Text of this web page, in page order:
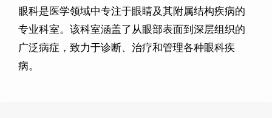
眼科是医学领域中专注于眼睛及其附属结构疾病的
专业科室。该科室涵盖了从眼部表面到深层组织的
广泛病症，致力于诊断、治疗和管理各种眼科疾
病。